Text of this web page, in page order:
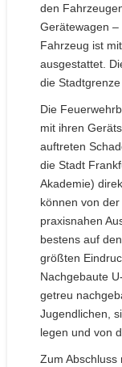
den
Gerätewagen
Fahrzeug ist
ausgestattet.
die
Die
mit ihren
auftreten
die Stadt
Akademie)
können von
praxisnahen
bestens auf
größten
Nachgebaute
getreu
Jugendlichen,
legen und von
Zum Abschluss